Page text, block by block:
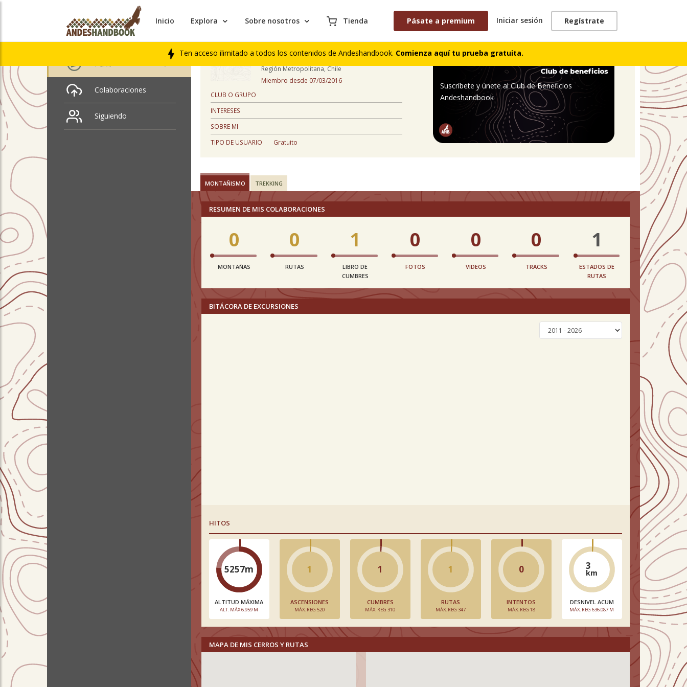
Inicio Explora Sobre nosotros Tienda Pásate a premium Iniciar sesión Regístrate
Ten acceso ilimitado a todos los contenidos de Andeshandbook. Comienza aquí tu prueba gratuita.
Matías Rojas
Perfil
Colaboraciones
Siguiendo
PERFIL
34 años
Región Metropolitana, Chile
Miembro desde 07/03/2016
CLUB O GRUPO
INTERESES
SOBRE MI
TIPO DE USUARIO
Gratuito
Suscríbete y únete al Club de Beneficios
Andeshandbook
MONTAÑISMO TREKKING
RESUMEN DE MIS COLABORACIONES
0
MONTAÑAS
0
RUTAS
1
LIBRO DE
CUMBRES
0
FOTOS
0
VIDEOS
0
TRACKS
1
ESTADOS DE
RUTAS
BITÁCORA DE EXCURSIONES
HITOS
5257m
ALTITUD MÁXIMA
ALT. MÁX 6.959 M
1
ASCENSIONES
MÁX. REG 520
1
CUMBRES
MÁX. REG 310
1
RUTAS
MÁX. REG 347
0
INTENTOS
MÁX. REG 18
3
km
DESNIVEL ACUM
MÁX. REG 636.087 M
MAPA DE MIS CERROS Y RUTAS